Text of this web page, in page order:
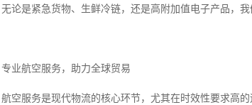
无论是紧急货物、生鲜冷链，还是高附加值电子产品，
专业航空服务，助力全球贸易
航空服务是现代物流的核心环节，尤其在时效性要求高